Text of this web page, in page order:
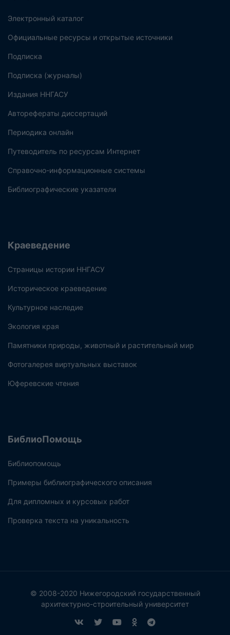
Электронный каталог
Официальные ресурсы и открытые источники
Подписка
Подписка (журналы)
Издания ННГАСУ
Авторефераты диссертаций
Периодика онлайн
Путеводитель по ресурсам Интернет
Справочно-информационные системы
Библиографические указатели
Краеведение
Страницы истории ННГАСУ
Историческое краеведение
Культурное наследие
Экология края
Памятники природы, животный и растительный мир
Фотогалерея виртуальных выставок
Юферевские чтения
БиблиоПомощь
Библиопомощь
Примеры библиографического описания
Для дипломных и курсовых работ
Проверка текста на уникальность
© 2008-2020 Нижегородский государственный
архитектурно-строительный университет